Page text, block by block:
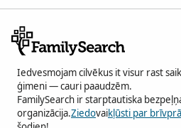
Iedvesmojam cilvēkus it visur rast
ģimeni — cauri paaudzēm.
FamilySearch ir starptautiska
organizācija.Ziedovaikļūsti par